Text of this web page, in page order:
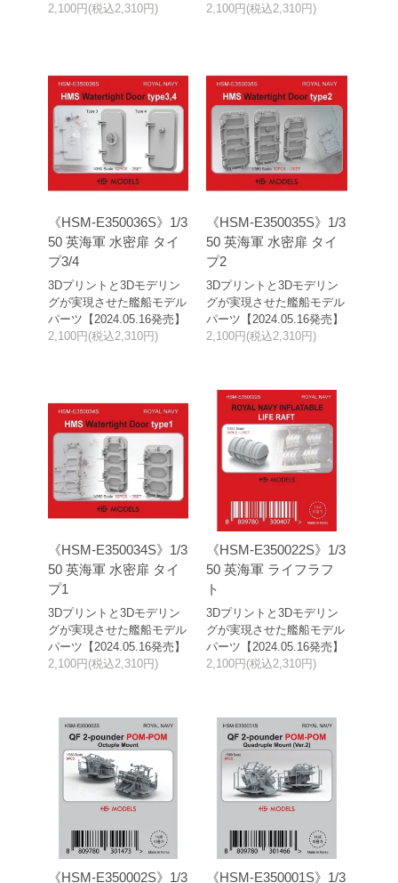
2,100円(税込2,310円)
2,100円(税込2,310円)
《HSM-E350036S》1/3
50 英海軍 水密扉 タイ
プ3/4
3Dプリントと3Dモデリン
グが実現させた艦船モデル
パーツ【2024.05.16発売】
2,100円(税込2,310円)
《HSM-E350035S》1/3
50 英海軍 水密扉 タイ
プ2
3Dプリントと3Dモデリン
グが実現させた艦船モデル
パーツ【2024.05.16発売】
2,100円(税込2,310円)
《HSM-E350034S》1/3
50 英海軍 水密扉 タイ
プ1
3Dプリントと3Dモデリン
グが実現させた艦船モデル
パーツ【2024.05.16発売】
2,100円(税込2,310円)
《HSM-E350022S》1/3
50 英海軍 ライフラフ
ト
3Dプリントと3Dモデリン
グが実現させた艦船モデル
パーツ【2024.05.16発売】
2,100円(税込2,310円)
《HSM-E350002S》1/3 《HSM-E350001S》1/3